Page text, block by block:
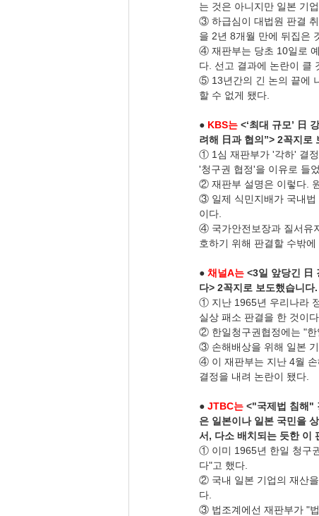
는 것은 아니지만 일본 기
③ 하급심이 대법원 판결
을 2년 8개월 만에 뒤집은
④ 재판부는 당초 10일로
다. 선고 결과에 논란이 클
⑤ 13년간의 긴 논의 끝에
할 수 없게 됐다.
● KBS는 <‘최대 규모’ 日
려해 日과 협의”> 2꼭지로
① 1심 재판부가 '각하' 결
'청구권 협정'을 이유로 들
② 재판부 설명은 이렇다.
③ 일제 식민지배가 국내법
이다.
④ 국가안전보장과 질서유
호하기 위해 판결할 수밖에
● 채널A는 <3일 앞당긴 日
다> 2꼭지로 보도했습니다.
① 지난 1965년 우리나라
실상 패소 판결을 한 것이다.
② 한일청구권협정에는 "한
③ 손해배상을 위해 일본
④ 이 재판부는 지난 4월 손
결정을 내려 논란이 됐다.
● JTBC는 <"국제법 침해"
은 일본이나 일본 국민을
서, 다소 배치되는 듯한 이
① 이미 1965년 한일 청구
다"고 했다.
② 국내 일본 기업의 재산
다.
③ 법조계에선 재판부가 "